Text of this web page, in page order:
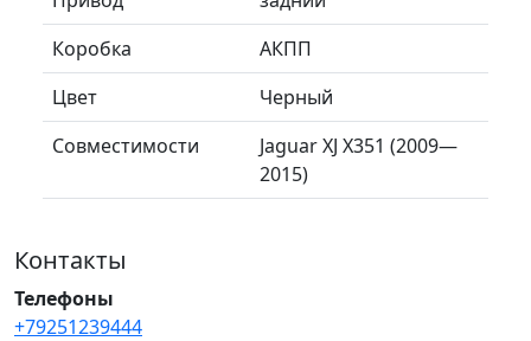
Коробка
АКПП
Цвет
Черный
Совместимости
Jaguar XJ X351 (2009—
2015)
Контакты
Телефоны
+79251239444